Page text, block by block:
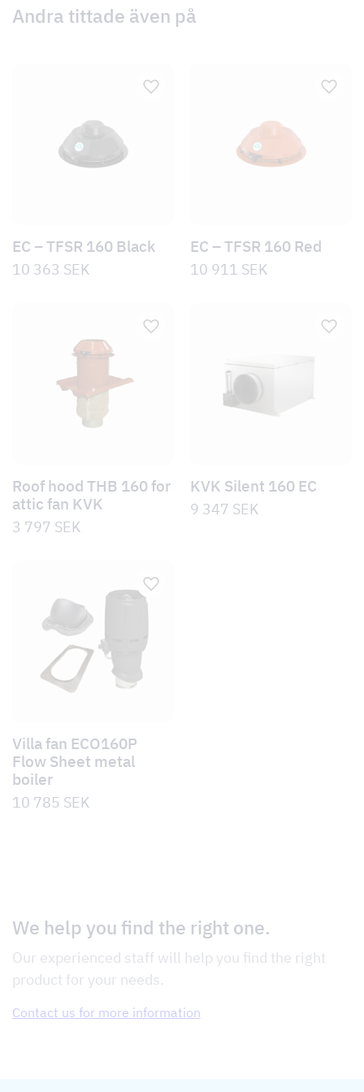
Andra tittade även på
EC – TFSR 160 Black
10 363 SEK
EC – TFSR 160 Red
10 911 SEK
Roof hood THB 160 for
attic fan KVK
3 797 SEK
KVK Silent 160 EC
9 347 SEK
Villa fan ECO160P
Flow Sheet metal
boiler
10 785 SEK
We help you find the right one.
Our experienced staff will help you find the right
product for your needs.
Contact us for more information